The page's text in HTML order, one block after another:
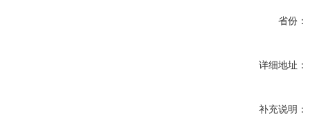
省份：
详细地址：
补充说明：